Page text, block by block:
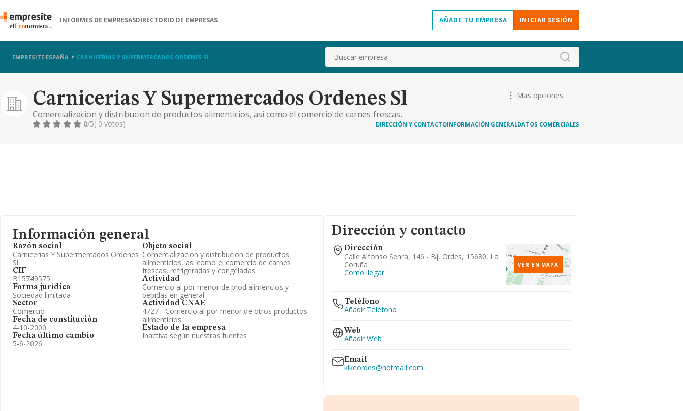
INFORMES DE EMPRESASDIRECTORIO DE EMPRESAS AÑADE TU EMPRESA INICIAR SESIÓN
EMPRESITE ESPAÑA CARNICERIAS Y SUPERMERCADOS ORDENES SL Buscar
Carnicerias Y Supermercados Ordenes Sl
Comercializacion y distribucion de productos alimenticios, asi como el comercio de carnes frescas,
refrigeradas y congeladas
Mas opciones
0/5( 0 votos) DIRECCIÓN Y CONTACTOINFORMACIÓN GENERALDATOS COMERCIALES
Información general
Razón social
Carnicerias Y Supermercados Ordenes
Sl
CIF
B15749575
Forma jurídica
Sociedad limitada
Sector
Comercio
Fecha de constitución
4-10-2000
Fecha último cambio
5-6-2026
Objeto social
Comercializacion y distribucion de productos
alimenticios, asi como el comercio de carnes
frescas, refrigeradas y congeladas
Actividad
Comercio al por menor de prod.alimencios y
bebidas en general
Actividad CNAE
4727 - Comercio al por menor de otros productos
alimenticios
Estado de la empresa
Inactiva según nuestras fuentes
Dirección y contacto
Dirección
Calle Alfonso Senra, 146 - Bj, Ordes, 15680, La
Coruña
Como llegar
VER EN MAPA
Teléfono
Añadir Teléfono
Web
Añadir Web
Email
kikeordes@hotmail.com